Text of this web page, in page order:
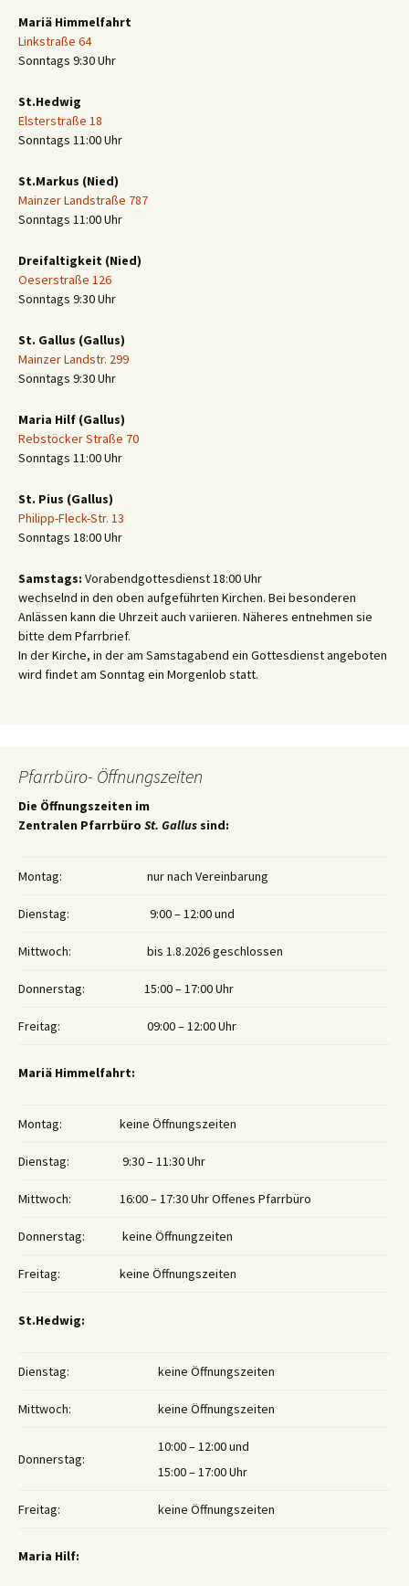
Mariä Himmelfahrt
Linkstraße 64
Sonntags 9:30 Uhr
St.Hedwig
Elsterstraße 18
Sonntags 11:00 Uhr
St.Markus (Nied)
Mainzer Landstraße 787
Sonntags 11:00 Uhr
Dreifaltigkeit (Nied)
Oeserstraße 126
Sonntags 9:30 Uhr
St. Gallus (Gallus)
Mainzer Landstr. 299
Sonntags 9:30 Uhr
Maria Hilf (Gallus)
Rebstöcker Straße 70
Sonntags 11:00 Uhr
St. Pius (Gallus)
Philipp-Fleck-Str. 13
Sonntags 18:00 Uhr
Samstags: Vorabendgottesdienst 18:00 Uhr
wechselnd in den oben aufgeführten Kirchen. Bei besonderen
Anlässen kann die Uhrzeit auch variieren. Näheres entnehmen sie
bitte dem Pfarrbrief.
In der Kirche, in der am Samstagabend ein Gottesdienst angeboten
wird findet am Sonntag ein Morgenlob statt.
Pfarrbüro- Öffnungszeiten
Die Öffnungszeiten im
Zentralen Pfarrbüro St. Gallus sind:
Montag: nur nach Vereinbarung
Dienstag: 9:00 – 12:00 und
Mittwoch: bis 1.8.2026 geschlossen
Donnerstag: 15:00 – 17:00 Uhr
Freitag: 09:00 – 12:00 Uhr
Mariä Himmelfahrt:
Montag: keine Öffnungszeiten
Dienstag: 9:30 – 11:30 Uhr
Mittwoch: 16:00 – 17:30 Uhr Offenes Pfarrbüro
Donnerstag: keine Öffnungzeiten
Freitag: keine Öffnungszeiten
St.Hedwig:
Dienstag: keine Öffnungszeiten
Mittwoch: keine Öffnungszeiten
Donnerstag:
10:00 – 12:00 und
15:00 – 17:00 Uhr
Freitag: keine Öffnungszeiten
Maria Hilf: